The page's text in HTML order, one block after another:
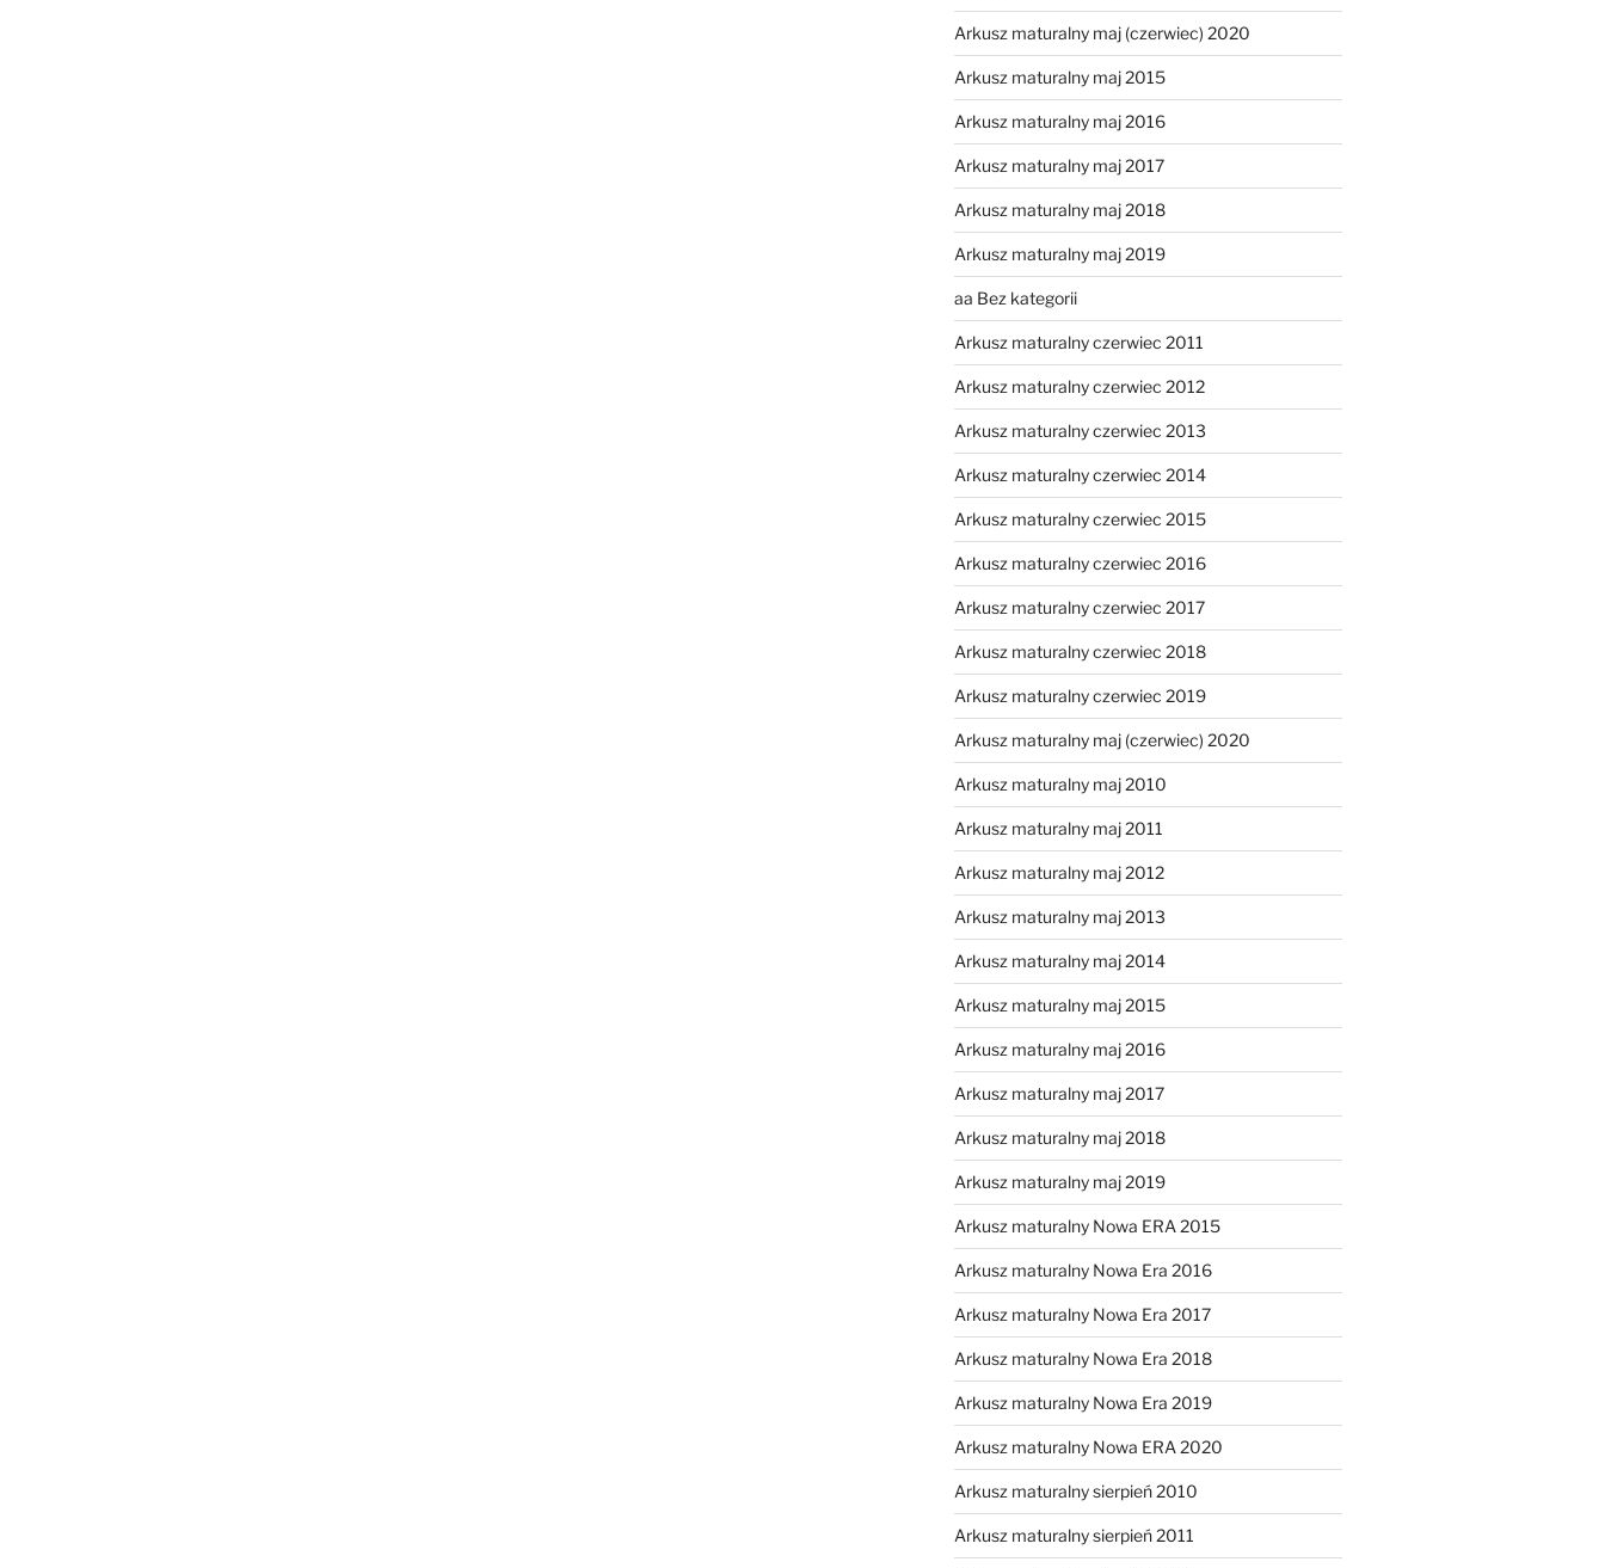
Arkusz maturalny maj (czerwiec) 2020
Arkusz maturalny maj 2015
Arkusz maturalny maj 2016
Arkusz maturalny maj 2017
Arkusz maturalny maj 2018
Arkusz maturalny maj 2019
aa Bez kategorii
Arkusz maturalny czerwiec 2011
Arkusz maturalny czerwiec 2012
Arkusz maturalny czerwiec 2013
Arkusz maturalny czerwiec 2014
Arkusz maturalny czerwiec 2015
Arkusz maturalny czerwiec 2016
Arkusz maturalny czerwiec 2017
Arkusz maturalny czerwiec 2018
Arkusz maturalny czerwiec 2019
Arkusz maturalny maj (czerwiec) 2020
Arkusz maturalny maj 2010
Arkusz maturalny maj 2011
Arkusz maturalny maj 2012
Arkusz maturalny maj 2013
Arkusz maturalny maj 2014
Arkusz maturalny maj 2015
Arkusz maturalny maj 2016
Arkusz maturalny maj 2017
Arkusz maturalny maj 2018
Arkusz maturalny maj 2019
Arkusz maturalny Nowa ERA 2015
Arkusz maturalny Nowa Era 2016
Arkusz maturalny Nowa Era 2017
Arkusz maturalny Nowa Era 2018
Arkusz maturalny Nowa Era 2019
Arkusz maturalny Nowa ERA 2020
Arkusz maturalny sierpień 2010
Arkusz maturalny sierpień 2011